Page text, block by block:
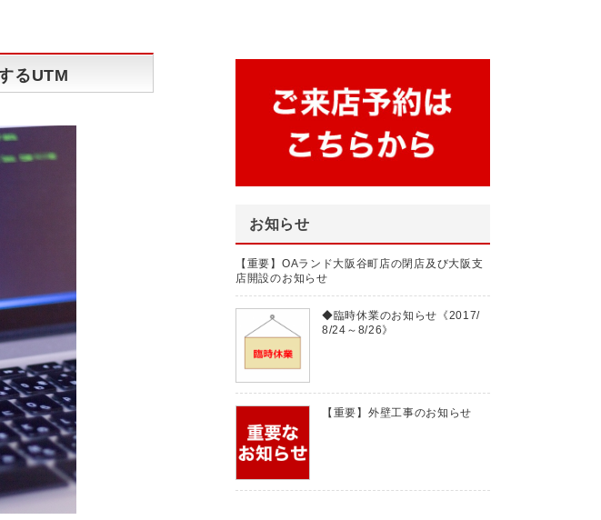
るUTM
お知らせ
【重要】OAランド大阪谷町店の閉店及び大阪支
店開設のお知らせ
◆臨時休業のお知らせ《2017/
8/24～8/26》
【重要】外壁工事のお知らせ